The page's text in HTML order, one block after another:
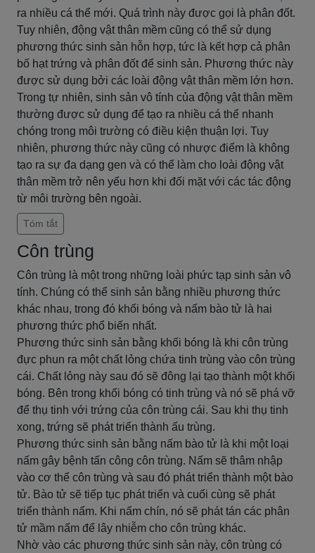
ra nhiều cá thể mới. Quá trình này được gọi là phân đốt.
Tuy nhiên, động vật thân mềm cũng có thể sử dụng
phương thức sinh sản hỗn hợp, tức là kết hợp cả phân
bố hạt trứng và phân đốt để sinh sản. Phương thức này
được sử dụng bởi các loài động vật thân mềm lớn hơn.
Trong tự nhiên, sinh sản vô tính của động vật thân mềm
thường được sử dụng để tạo ra nhiều cá thể nhanh
chóng trong môi trường có điều kiện thuận lợi. Tuy
nhiên, phương thức này cũng có nhược điểm là không
tạo ra sự đa dạng gen và có thể làm cho loài động vật
thân mềm trở nên yếu hơn khi đối mặt với các tác động
từ môi trường bên ngoài.
Tóm tắt
Côn trùng
Côn trùng là một trong những loài phức tạp sinh sản vô
tính. Chúng có thể sinh sản bằng nhiều phương thức
khác nhau, trong đó khối bóng và nấm bào tử là hai
phương thức phổ biến nhất.
Phương thức sinh sản bằng khối bóng là khi côn trùng
đực phun ra một chất lỏng chứa tinh trùng vào côn trùng
cái. Chất lỏng này sau đó sẽ đông lại tạo thành một khối
bóng. Bên trong khối bóng có tinh trùng và nó sẽ phá vỡ
để thụ tinh với trứng của côn trùng cái. Sau khi thụ tinh
xong, trứng sẽ phát triển thành ấu trùng.
Phương thức sinh sản bằng nấm bào tử là khi một loại
nấm gây bệnh tấn công côn trùng. Nấm sẽ thâm nhập
vào cơ thể côn trùng và sau đó phát triển thành một bào
tử. Bào tử sẽ tiếp tục phát triển và cuối cùng sẽ phát
triển thành nấm. Khi nấm chín, nó sẽ phát tán các phân
tử mầm nấm để lây nhiễm cho côn trùng khác.
Nhờ vào các phương thức sinh sản này, côn trùng có